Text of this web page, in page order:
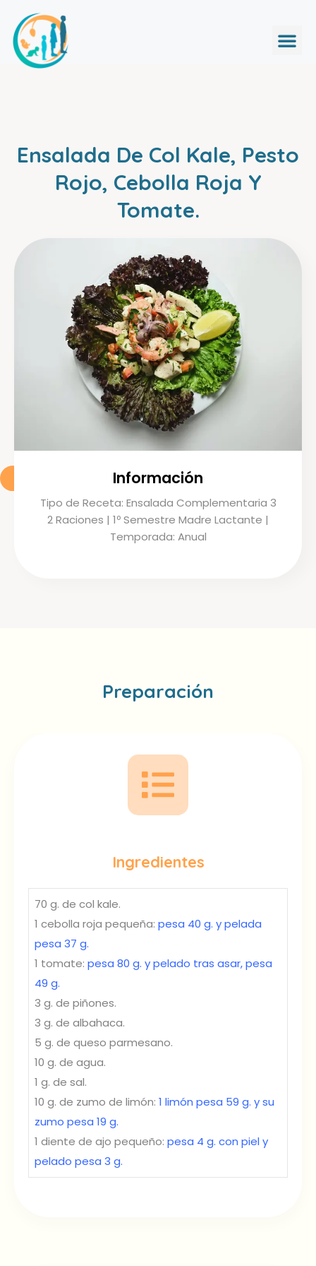
Ensalada De Col Kale, Pesto
Rojo, Cebolla Roja Y
Tomate.
Información
Tipo de Receta: Ensalada Complementaria 3
2 Raciones | 1º Semestre Madre Lactante |
Temporada: Anual
Preparación
Ingredientes
70 g. de col kale.
1 cebolla roja pequeña: pesa 40 g. y pelada
pesa 37 g.
1 tomate: pesa 80 g. y pelado tras asar, pesa
49 g.
3 g. de piñones.
3 g. de albahaca.
5 g. de queso parmesano.
10 g. de agua.
1 g. de sal.
10 g. de zumo de limón: 1 limón pesa 59 g. y su
zumo pesa 19 g.
1 diente de ajo pequeño: pesa 4 g. con piel y
pelado pesa 3 g.